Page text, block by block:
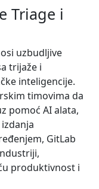
Triage i
uzbudljive
trijaže i
inteligencije.
timovima da
pomoć AI alata,
GitLab
produktivnost i